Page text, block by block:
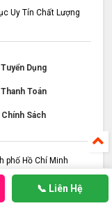
📞 Liên Hệ
Uy Tín Chất Lượng
Tuyển Dụng
Thanh Toán
Chính Sách
phố Hồ Chí Minh